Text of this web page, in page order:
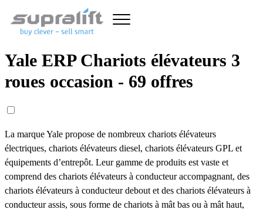
Yale ERP Chariots élévateurs 3
roues occasion - 69 offres
La marque Yale propose de nombreux chariots élévateurs
électriques, chariots élévateurs diesel, chariots élévateurs GPL et
équipements d’entrepôt. Leur gamme de produits est vaste et
comprend des chariots élévateurs à conducteur accompagnant, des
chariots élévateurs à conducteur debout et des chariots élévateurs à
conducteur assis, sous forme de chariots à mât bas ou à mât haut,